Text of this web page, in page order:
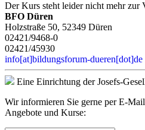
Der Kurs steht leider nicht mehr zur
BFO Düren
Holzstraße 50, 52349 Düren
02421/9468-0
02421/45930
info[at]bildungsforum-dueren[dot]de
Eine Einrichtung der Josefs-
Wir informieren Sie gerne per E-
Angebote und Kurse: